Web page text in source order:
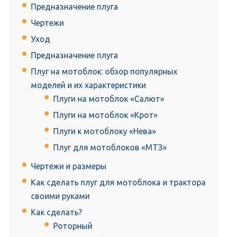
Предназначение плуга
Чертежи
Уход
Предназначение плуга
Плуг на мотоблок: обзор популярных
моделей и их характеристики
Плуги на мотоблок «Салют»
Плуги на мотоблок «Крот»
Плуги к мотоблоку «Нева»
Плуг для мотоблоков «МТЗ»
Чертежи и размеры
Как сделать плуг для мотоблока и трактора
своими руками
Как сделать?
Роторный